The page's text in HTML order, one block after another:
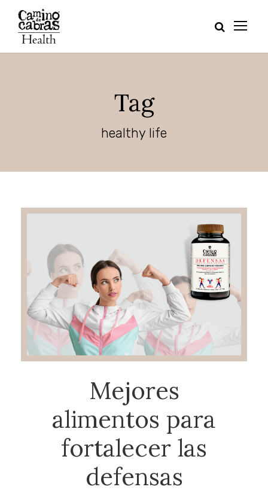
Tag
healthy life
Mejores
alimentos para
fortalecer las
defensas